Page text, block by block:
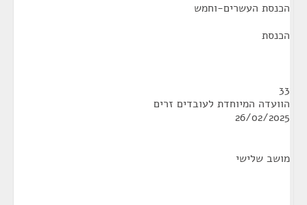
הכנסת העשרים-וחמש
הכנסת
33
הוועדה המיוחדת לעובדים זרים
26/02/2025
מושב שלישי